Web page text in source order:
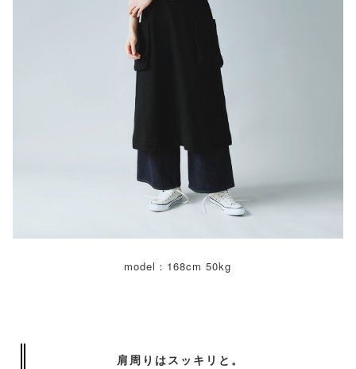
model：168cm 50kg
肩周りはスッキリと。